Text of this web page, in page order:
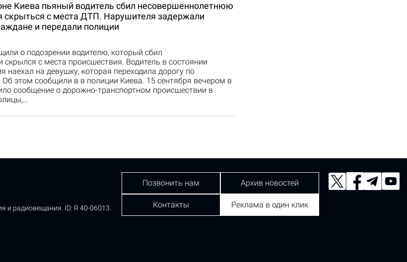
Киева пьяный водитель сбил несовершеннолетнюю
скрыться с места ДТП. Нарушителя задержали
и передали полиции
о подозрении водителю, который сбил
с места происшествия. Водитель в состоянии
наехал на девушку, которая переходила дорогу по
Об этом сообщили в в полиции Киева. 15 сентября вечером в
сообщение о дорожно-транспортном происшествии в
и радиовещания. ID: R 40-06013.
Позвонить нам Архив новостей
Контакты Реклама в один клик